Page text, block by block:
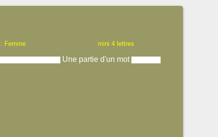
Femme mini 4 lettres
Une partie d'un mot